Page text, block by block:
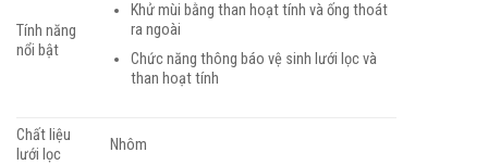
Tính năng
nổi bật
Khử mùi bằng than hoạt tính và ống thoát
ra ngoài
Chức năng thông báo vệ sinh lưới lọc và
than hoạt tính
Chất liệu
lưới lọc
Nhôm